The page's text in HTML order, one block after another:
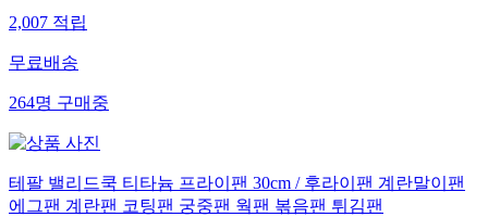
2,007 적립
무료배송
264명 구매중
테팔 밸리드쿡 티타늄 프라이팬 30cm / 후라이팬 계란말이팬
에그팬 계란팬 코팅팬 궁중팬 웍팬 볶음팬 튀김팬